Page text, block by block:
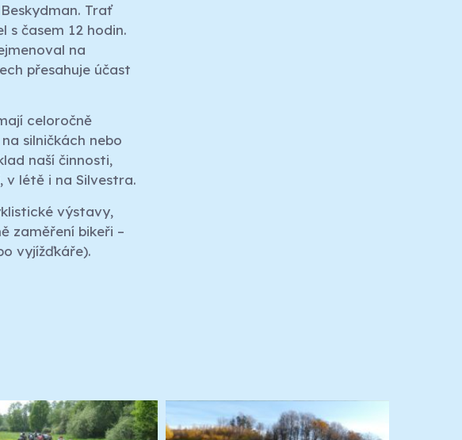
Trať
s časem 12 hodin.
na
přesahuje účast
celoročně
silničkách nebo
naší činnosti,
v létě i na Silvestra.
výstavy,
zaměření bikeři –
vyjížďkáře).